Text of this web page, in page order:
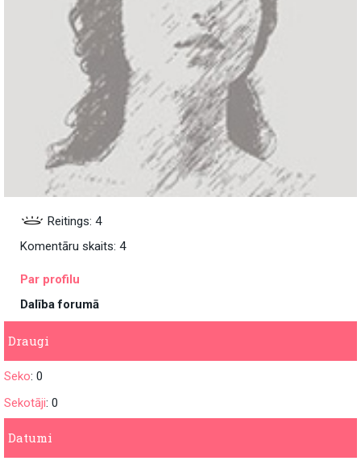
Reitings: 4
Komentāru skaits: 4
Par profilu
Dalība forumā
Draugi
Seko: 0
Sekotāji: 0
Datumi